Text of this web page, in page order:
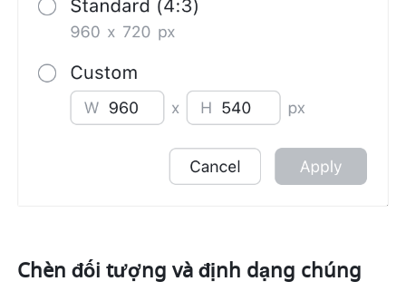
Chèn đối tượng và định dạng chúng